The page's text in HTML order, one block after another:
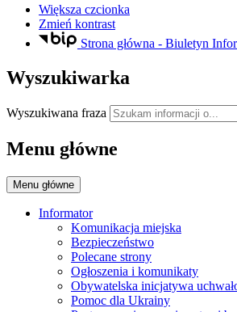
Większa czcionka
Zmień kontrast
Strona główna - Biuletyn
Wyszukiwarka
Wyszukiwana fraza
Menu główne
Menu główne
Informator
Komunikacja miejska
Bezpieczeństwo
Polecane strony
Ogłoszenia i komunikaty
Obywatelska inicjatywa
Pomoc dla Ukrainy